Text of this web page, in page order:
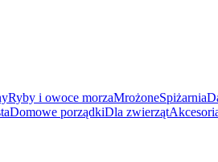
Ryby i owoce morzaMrożoneSpiżarnia
Domowe porządkiDla zwierząt